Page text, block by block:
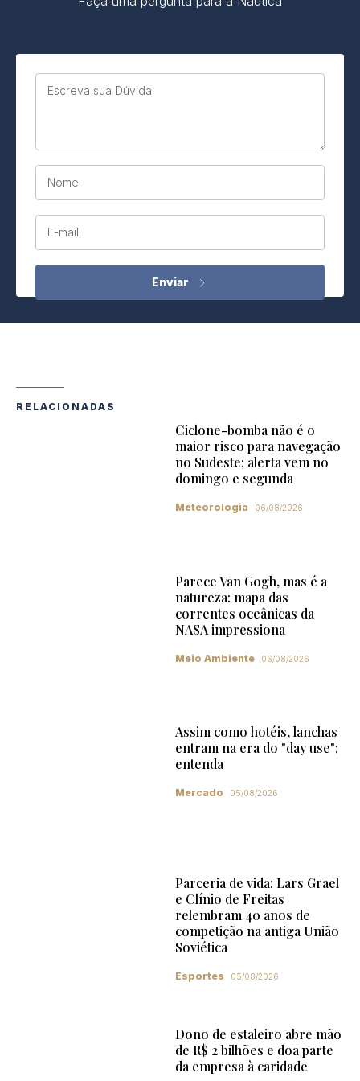
Escreva sua Dúvida
Nome
E-mail
RELACIONADAS
Ciclone-bomba não é o
maior risco para navegação
no Sudeste; alerta vem no
domingo e segunda
Meteorologia 06/08/2026
Parece Van Gogh, mas é a
natureza: mapa das
correntes oceânicas da
NASA impressiona
Meio Ambiente 06/08/2026
Assim como hotéis, lanchas
entram na era do "day use";
entenda
Mercado 05/08/2026
Parceria de vida: Lars Grael
e Clínio de Freitas
relembram 40 anos de
competição na antiga União
Soviética
Esportes 05/08/2026
Dono de estaleiro abre mão
de R$ 2 bilhões e doa parte
da empresa à caridade